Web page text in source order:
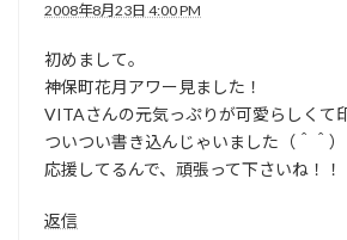
2008年8月23日 4:00 PM
初めまして。
神保町花月アワー見ました！
VITAさんの元気っぷりが可愛らしくて
ついつい書き込んじゃいました（＾＾）
応援してるんで、頑張って下さいね！！
返信